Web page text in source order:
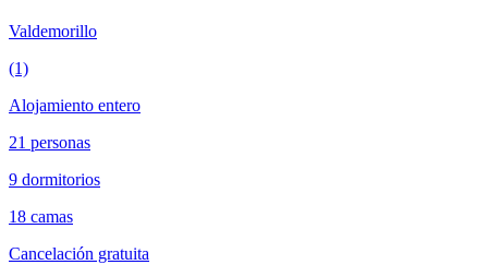
Valdemorillo
(1)
Alojamiento entero
21 personas
9 dormitorios
18 camas
Cancelación gratuita